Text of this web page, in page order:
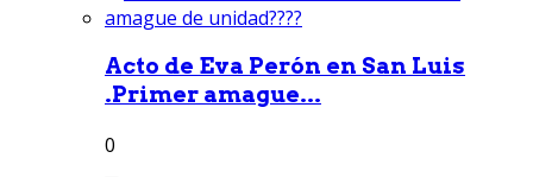
Acto de Eva Perón en San Luis
.Primer amague...
0